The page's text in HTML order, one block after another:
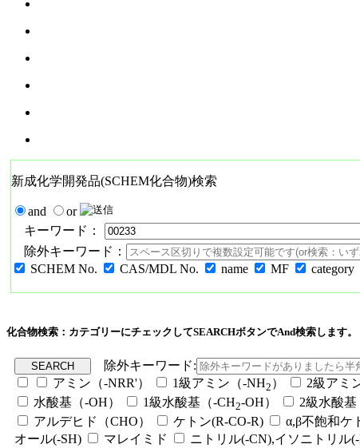
新成化学開発品(SCHEM化合物)検索
and
or
キーワード：
除外キーワード：
SCHEM No.
CAS/MDL No. name MF category
化合物検索：カテゴリーにチェックしてSEARCHボタンでAnd検索します。
除外キーワード:
アミン（-NRR'）
1級アミン（-NH2 ） 2級アミ
水酸基（-OH）
1級水酸基（-CH2-OH） 2級水酸基
アルデヒド（CHO）
ケトン(R-CO-R) α,β不飽和ケ
オール(-SH)
マレイミド ニトリル(-CN),イソニトリル